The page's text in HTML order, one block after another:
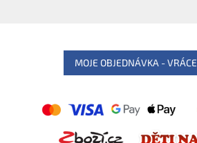
MOJE OBJEDNÁVKA -